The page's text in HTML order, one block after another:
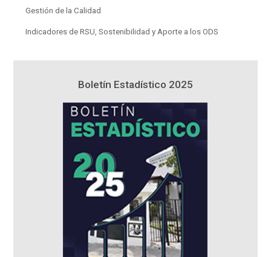
Gestión de la Calidad
Indicadores de RSU, Sostenibilidad y Aporte a los ODS
Boletín Estadístico 2025